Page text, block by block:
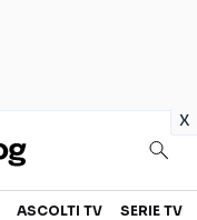
x
ASCOLTI TV SERIE TV